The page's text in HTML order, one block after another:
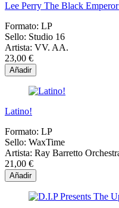
Lee Perry The Black
Formato: LP
Sello: Studio 16
Artista: VV. AA.
23,00 €
Añadir
Latino!
Formato: LP
Sello: WaxTime
Artista: Ray Barretto
21,00 €
Añadir